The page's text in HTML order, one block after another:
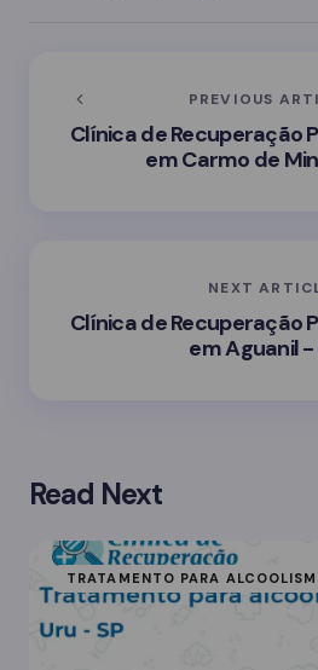
PREVIOUS
Clínica de Recuperação
em Carmo de
NEXT
Clínica de Recuperação
em Aguanil -
Read Next
TRATAMENTO PARA